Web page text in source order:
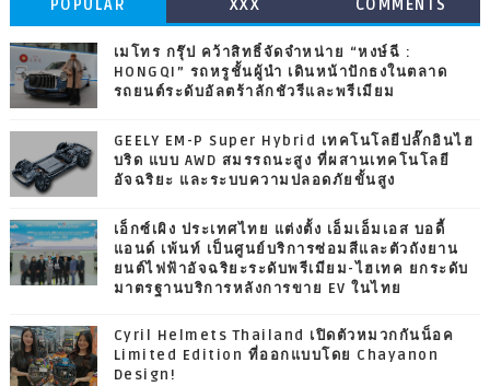
POPULAR XXX COMMENTS
เมโทร กรุ๊ป คว้าสิทธิ์จัดจำหน่าย “หงษ์ฉี :
HONGQI” รถหรูชั้นผู้นำ เดินหน้าปักธงในตลาด
รถยนต์ระดับอัลตร้าลักชัวรีและพรีเมียม
GEELY EM-P Super Hybrid เทคโนโลยีปลั๊กอินไฮ
บริด แบบ AWD สมรรถนะสูง ที่ผสานเทคโนโลยี
อัจฉริยะ และระบบความปลอดภัยขั้นสูง
เอ็กซ์เผิง ประเทศไทย แต่งตั้ง เอ็มเอ็มเอส บอดี้
แอนด์ เพ้นท์ เป็นศูนย์บริการซ่อมสีและตัวถังยาน
ยนต์ไฟฟ้าอัจฉริยะระดับพรีเมียม-ไฮเทค ยกระดับ
มาตรฐานบริการหลังการขาย EV ในไทย
Cyril Helmets Thailand เปิดตัวหมวกกันน็อค
Limited Edition ที่ออกแบบโดย Chayanon
Design!